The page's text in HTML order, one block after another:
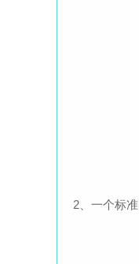
2、一个标